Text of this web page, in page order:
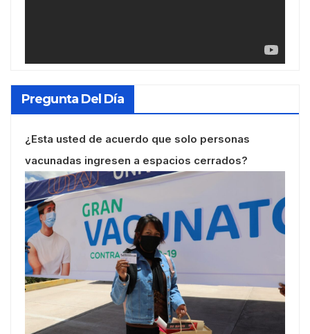
Pregunta Del Día
¿Esta usted de acuerdo que solo personas
vacunadas ingresen a espacios cerrados?